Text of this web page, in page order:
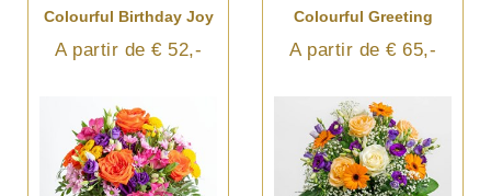
Colourful Birthday Joy
A partir de € 52,-
Colourful Greeting
A partir de € 65,-